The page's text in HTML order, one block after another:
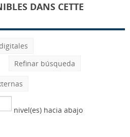
DANS CETTE
Refinar búsqueda
nivel(es) hacia abajo